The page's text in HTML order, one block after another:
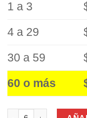
1 a 3
4 a 29
30 a 59
60 o más
Serrucho de Mano